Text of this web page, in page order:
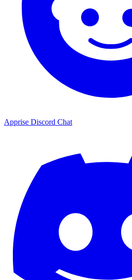
Apprise Discord Chat